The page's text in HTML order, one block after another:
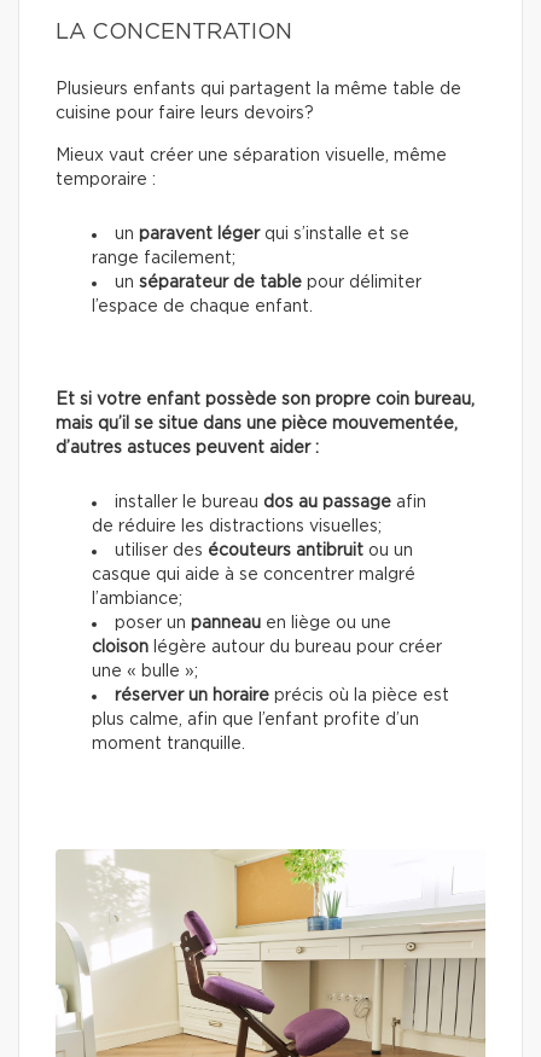
LA CONCENTRATION
Plusieurs enfants qui partagent la même table de
cuisine pour faire leurs devoirs?
Mieux vaut créer une séparation visuelle, même
temporaire :
un paravent légerqui s’installe et se
range facilement;
un séparateur de table pour délimiter
l’espace de chaque enfant.
Et si votre enfant possède son propre coin bureau,
mais qu’il se situe dans une pièce mouvementée,
d’autres astuces peuvent aider :
installer le bureau dos au passage afin
de réduire les distractions visuelles;
utiliser des écouteurs antibruit ou un
casque qui aide à se concentrer malgré
l’ambiance;
poser un panneau en liège ou une
cloison légère autour du bureau pour créer
une « bulle »;
réserver un horaire précis où la pièce est
plus calme, afin que l’enfant profite d’un
moment tranquille.